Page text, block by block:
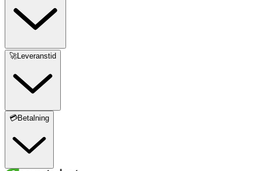
🚀Leveranstid
💳Betalning